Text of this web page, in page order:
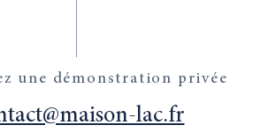
une démonstration privée
lac.fr